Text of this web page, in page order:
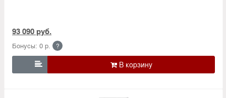
93 090 руб.
Бонусы: 0 р. ?
